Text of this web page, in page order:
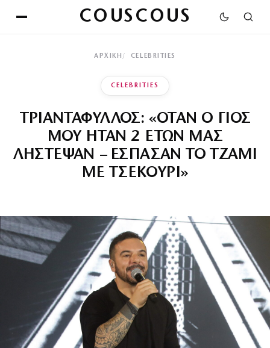
COUSCOUS
ΑΡΧΙΚΉ CELEBRITIES
CELEBRITIES
ΤΡΙΑΝΤΑΦΥΛΛΟΣ: «ΟΤΑΝ Ο ΓΙΟΣ
ΜΟΥ ΗΤΑΝ 2 ΕΤΩΝ ΜΑΣ
ΛΗΣΤΕΨΑΝ – ΕΣΠΑΣΑΝ ΤΟ ΤΖΑΜΙ
ΜΕ ΤΣΕΚΟΥΡΙ»